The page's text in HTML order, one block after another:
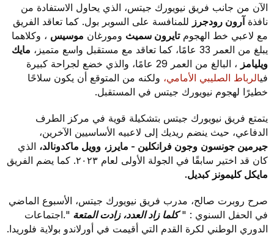
الآن من جانب فريق نيويورك جيتس، الذي يحاول الاستفادة من
نافذةآرون رودجرز للمنافسة على السوبر بول. كما تعاقد الفريق
مع لاعبي خط الهجومتايرون سميثومورغانموسيس ، وكلاهما
يبلغ من العمر 33 عامًا، كما تعاقد مع مستقبل واسع متميز،
مايك
ويليامز
، البالغ من العمر 29 عامًا، والذي خضع لجراحة كبيرة
فيالرباط الصليبي الأمامي، ولكنه من المتوقع أن يكون سلاحًا
خطيرًا لهجوم نيويورك جيتس في المستقبل.
يتمتع فريق نيويورك جيتس بتشكيلة قوية في مركز الطرف
الدفاعي، حيث ينضم ريديك إلى لاعبيه الأساسيين الآخرين،
جيرمين جونسون وجون فرانكلين - مايرز، وويل ماكدونالد،الذي
كان قد اختير سابقًا في الجولة الأولى لعام ٢٠٢٣. كما يضم الفريق
مايكل كليمونز كبديل.
صرح روبرت صالح، مدرب فريق نيويورك جيتس، الأسبوع الماضي
في الحفل السنوي: "كلما زاد العدد، زادت المتعة".اجتماعات
الدوري الوطني لكرة القدم التي أقيمت في أورلاندو بولاية فلوريدا.